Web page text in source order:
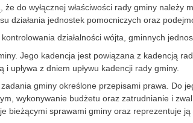
że do wyłącznej właściwości rady gminy
działania jednostek pomocniczych oraz
działalności wójta, gminnych
Jego kadencja jest powiązana z kadencją
upływa z dniem upływu kadencji rady gminy.
gminy określone przepisami prawa. Do
wykonywanie budżetu oraz zatrudnianie i
bieżącymi sprawami gminy oraz reprezentuje